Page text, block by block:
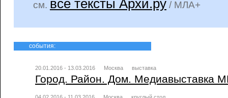
см. все тексты Архи.ру / МЛА+
события:
20.01.2016 - 13.03.2016 Москва выставка
Город. Район. Дом. Медиавыставка